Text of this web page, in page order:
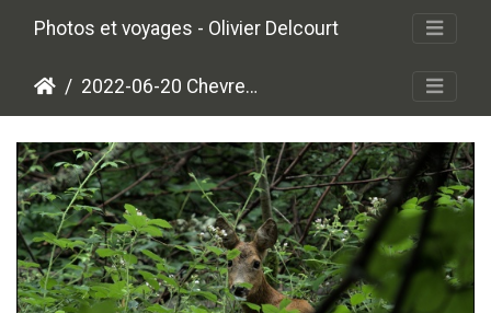
Photos et voyages - Olivier Delcourt
2022-06-20 Chevreuils